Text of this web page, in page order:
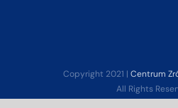
Copyright 2021 | Centrum
All Rights